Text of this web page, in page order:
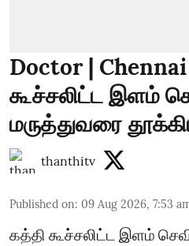
Doctor |
கூச்சலிட்ட இளம்
மருத்துவரை
thanthitv
Published on: 09 Aug 2026, 7:53
கத்தி கூச்சலிட்ட இளம்